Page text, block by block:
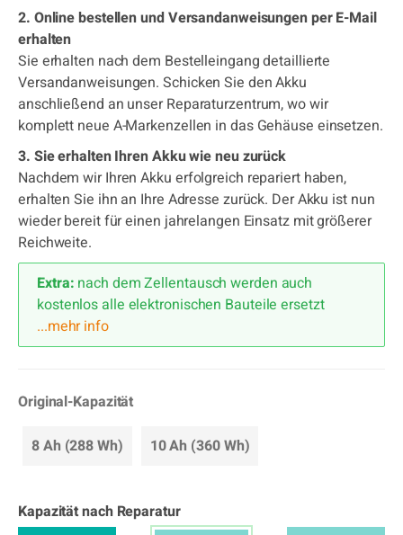
2. Online bestellen und Versandanweisungen per E-Mail
erhalten
Sie erhalten nach dem Bestelleingang detaillierte
Versandanweisungen. Schicken Sie den Akku
anschließend an unser Reparaturzentrum, wo wir
komplett neue A-Markenzellen in das Gehäuse einsetzen.
3. Sie erhalten Ihren Akku wie neu zurück
Nachdem wir Ihren Akku erfolgreich repariert haben,
erhalten Sie ihn an Ihre Adresse zurück. Der Akku ist nun
wieder bereit für einen jahrelangen Einsatz mit größerer
Reichweite.
Extra: nach dem Zellentausch werden auch
kostenlos alle elektronischen Bauteile ersetzt
...mehr info
Original-Kapazität
8 Ah (288 Wh) 10 Ah (360 Wh)
Kapazität nach Reparatur